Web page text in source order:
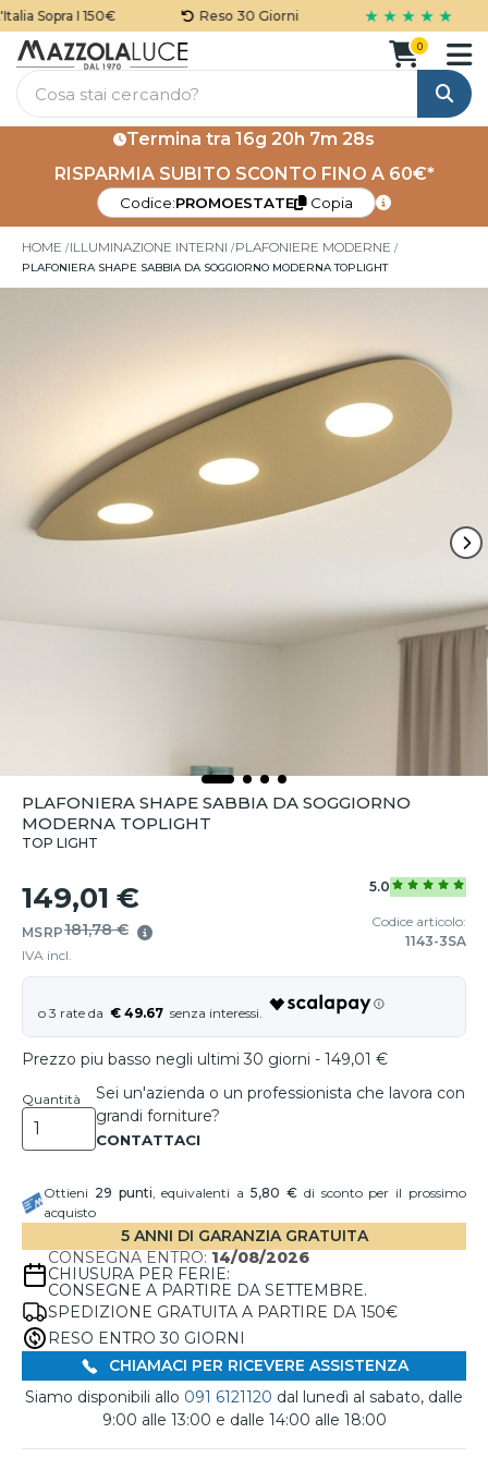
Sopra I 150€ Reso 30 Giorni ★ ★ ★ ★ ★
Cerca
0
Termina tra 16g 20h 7m 28s
RISPARMIA SUBITO SCONTO FINO A 60€*
Codice:PROMOESTATE Copia
HOME ILLUMINAZIONE INTERNI PLAFONIERE MODERNE
PLAFONIERA SHAPE SABBIA DA SOGGIORNO MODERNA TOPLIGHT
PLAFONIERA SHAPE SABBIA DA SOGGIORNO
MODERNA TOPLIGHT
TOP LIGHT
149,01 €
MSRP181,78 €
IVA incl.
5.0
Codice articolo:
1143-3SA
€ 49.67
Prezzo piu basso negli ultimi 30 giorni - 149,01 €
Quantità
Sei un'azienda o un professionista che lavora con
grandi forniture?
Ottieni 29 punti, equivalenti a5,80 €di sconto per il prossimo
acquisto
5 ANNI DI GARANZIA GRATUITA
CONSEGNA ENTRO: 14/08/2026
CHIUSURA PER FERIE:
CONSEGNE A PARTIRE DA SETTEMBRE.
SPEDIZIONE GRATUITA A PARTIRE DA 150€
RESO ENTRO 30 GIORNI
CHIAMACI PER RICEVERE ASSISTENZA
Siamo disponibili allo 091 6121120 dal lunedì al sabato, dalle
9:00 alle 13:00 e dalle 14:00 alle 18:00